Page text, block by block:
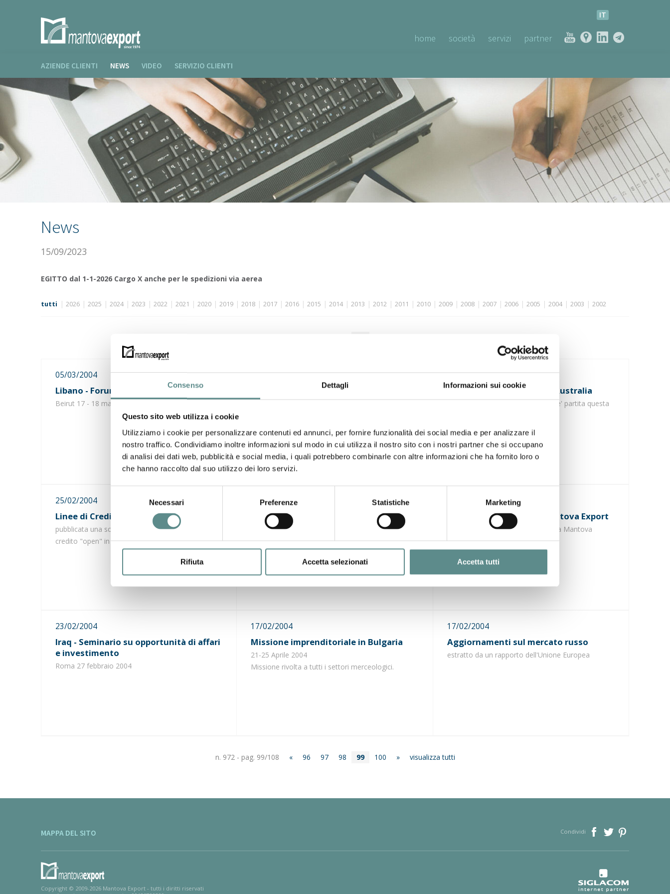
Consenso Dettagli Informazioni sui cookie
Questo sito web utilizza i cookie
Utilizziamo i cookie per personalizzare contenuti ed annunci, per fornire funzionalità dei social media e per analizzare il
nostro traffico. Condividiamo inoltre informazioni sul modo in cui utilizza il nostro sito con i nostri partner che si occupano
di analisi dei dati web, pubblicità e social media, i quali potrebbero combinarle con altre informazioni che ha fornito loro o
che hanno raccolto dal suo utilizzo dei loro servizi.
consenso
Necessari Preferenze Statistiche Marketing
Rifiuta Accetta selezionati Accetta tutti
IT
home società servizi partner
AZIENDE CLIENTI NEWS VIDEO SERVIZIO CLIENTI
News
15/09/2023
EGITTO dal 1-1-2026 Cargo X anche per le spedizioni via aerea
tutti | 2026 | 2025 | 2024| 2023 | 2022 | 2021 | 2020 | 2019 | 2018 | 2017 | 2016 | 2015 | 2014| 2013 | 2012 | 2011 | 2010 | 2009 | 2008 | 2007 | 2006 | 2005 | 2004| 2003 | 2002
05/03/2004
Libano - Forum sull'economia irachena
Beirut 17 - 18 marzo 2004
02/03/2004
importazione di taluni prodotti
Ridistribuzione di quantitativi non utilizzati nell'anno
contingentale 2003.
27/02/2004
Missione Commerciale in Australia
la delegazione di Mantova Export e' partita questa
25/02/2004
Linee di Credito BAM per l'estero
pubblicata una scheda riepilogativa delle linee di
credito "open" in accordo con SACE
25/02/2004
IRAQ - assicurazione SACE
aperta la possibilità di assicurare crediti all'export
verso l'Iraq
24/02/2004
Assemblea Annuale di Mantova Export
oggi alle 17.00 in via Portazzolo,9 a Mantova
23/02/2004
Iraq - Seminario su opportunità di affari
e investimento
Roma 27 febbraio 2004
17/02/2004
Missione imprenditoriale in Bulgaria
21-25 Aprile 2004
Missione rivolta a tutti i settori merceologici.
17/02/2004
Aggiornamenti sul mercato russo
estratto da un rapporto dell'Unione Europea
n. 972 - pag. 99/108 « 96 97 98 99 100 » visualizza tutti
Condividi
MAPPA DEL SITO
Copyright © 2009-2026 Mantova Export - tutti i diritti riservati